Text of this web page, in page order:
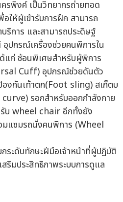
รพิงค์ เป็นวิทยากรถ่ายทอด
ให้ผู้เข้ารับการฝึก สามารถ
ริการ และสามารถประดิษฐ์
ปกรณ์เครื่องช่วยคนพิการใน
ด้แก่ ช้อนพิเศษสำหรับผู้พิการ
Cuff) อุปกรณ์ช่วยดันตัว
งกันเท้าตก(Foot sling) สเก็ตบ
รอกสำหรับออกกำลังกาย
รับ wheel chair อีกทั้งยัง
มแซมรถนั่งคนพิการ (Wheel